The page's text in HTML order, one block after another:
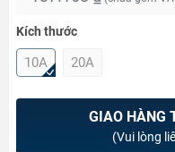
Kích thước
10A 20A
GIAO HÀNG
(Vui lòng